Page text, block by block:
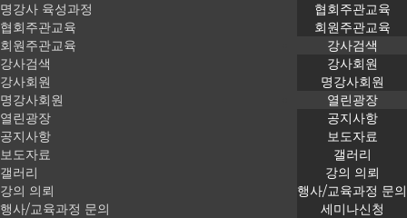
협회주관교육
회원주관교육
강사검색
강사회원
명강사회원
열린광장
공지사항
보도자료
갤러리
강의 의뢰
행사/교육과정 문의
세미나신청
명강사 육성과정
협회주관교육
회원주관교육
강사검색
강사회원
명강사회원
열린광장
공지사항
보도자료
갤러리
강의 의뢰
행사/교육과정 문의